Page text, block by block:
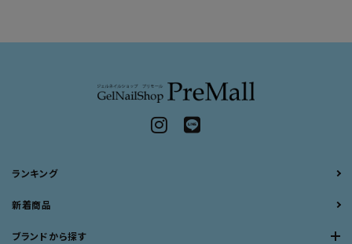
ランキング
新着商品
ブランドから探す